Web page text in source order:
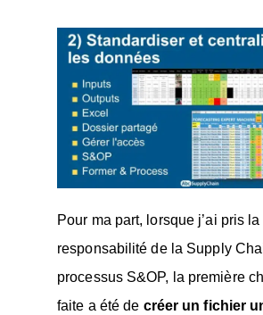
Pour ma part, lorsque j’ai pris la
responsabilité de la Supply
processus S&OP, la première
faite a été de créer un fichier